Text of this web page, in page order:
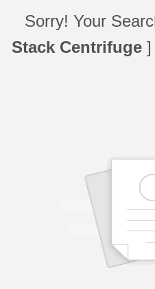
Sorry! Your
Stack Centrifuge ]